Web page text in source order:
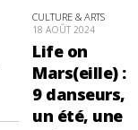
CULTURE & ARTS
18 AOÛT 2024
Life on
Mars(eille) :
9 danseurs,
un été, une